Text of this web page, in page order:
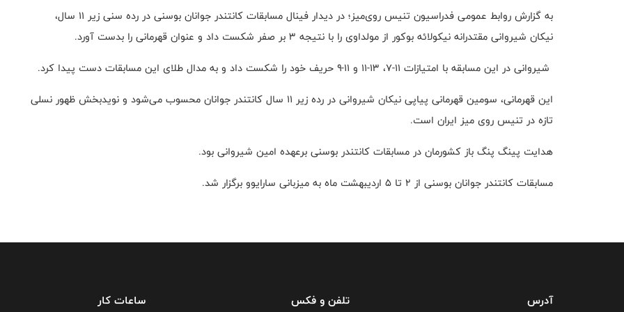
به گزارش روابط عمومی فدراسیون تنیس روی‌میز؛ در دیدار فینال مسابقات کانتندر جوانان بوسنی در رده سنی زیر ۱۱ سال،
نیکان شیروانی مقتدرانه نیکولائه بوکور از مولداوی را با نتیجه ۳ بر صفر شکست داد و عنوان قهرمانی را بدست آورد.
شیروانی در این مسابقه با امتیازات ۱۱-۷، ۱۳-۱۱ و ۱۱-۹ حریف خود را شکست داد و به مدال طلای این مسابقات دست پیدا کرد.
این قهرمانی، سومین قهرمانی پیاپی نیکان شیروانی در رده زیر ۱۱ سال کانتندر جوانان محسوب می‌شود و نویدبخش ظهور نسلی
تازه در تنیس روی میز ایران است.
هدایت پینگ پنگ باز کشورمان در مسابقات کانتندر بوسنی برعهده امین شیروانی بود.
مسابقات کانتندر جوانان بوسنی از ۲ تا ۵ اردیبهشت ماه به میزبانی سارایوو برگزار شد.
آدرس تلفن و فکس ساعات کار